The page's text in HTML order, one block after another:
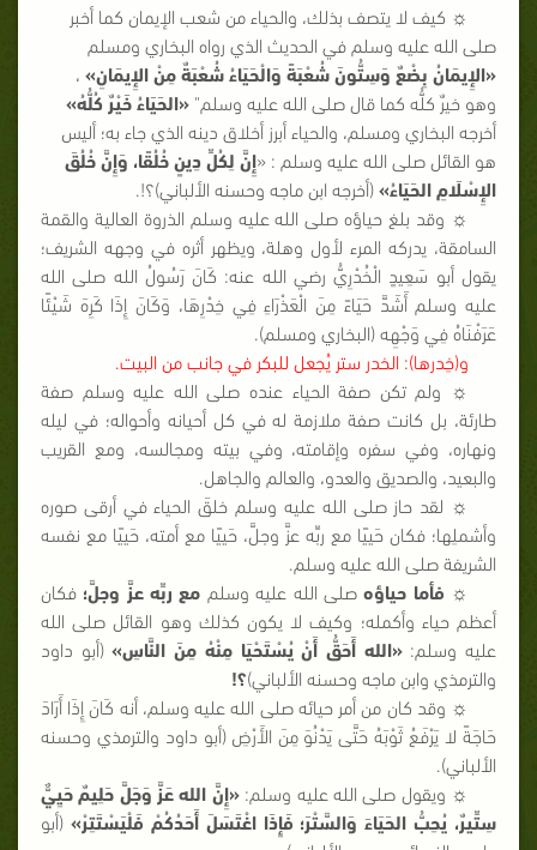
☼ كيف لا يتصف بذلك، والحياء من شعب الإيمان كما أخبر
صلى الله عليه وسلم في الحديث الذي رواه البخاري ومسلم
«الإِيمَانُ بِضْعٌ وَسِتُّونَ شُعْبَةً وَالْحَيَاءُ شُعْبَةٌ مِنْ الإِيمَانِ» ،
وهو خيرٌ كلُّه كما قال صلى الله عليه وسلم" «الحَيَاءُ خَيْرٌ كُلُّهُ»
أخرجه البخاري ومسلم، والحياء أبرز أخلاق دينه الذي جاء به؛ أليس
هو القائل صلى الله عليه وسلم : «إِنَّ لِكُلِّ دِينٍ خُلُقًا، وَإِنَّ خُلُقَ
الإِسْلَامِ الحَيَاءُ»(أخرجه ابن ماجه وحسنه الألباني)؟!.
☼ وقد بلغ حياؤه صلى الله عليه وسلم الذروة العالية والقمة
السامقة، يدركه المرء لأول وهلة، ويظهر أثره في وجهه الشريف؛
يقول أبو سَعِيدٍ الْخُدْرِيُّ رضي الله عنه: كَانَ رَسُولُ الله صلى الله
عليه وسلم أَشَدَّ حَيَاءً مِنَ الْعَذْرَاءِ فِي خِدْرِهَا، وَكَانَ إِذَا كَرِهَ شَيْئًا
عَرَفْنَاهُ فِي وَجْهِه (البخاري ومسلم).
و(خِدرها): الخدر ستر يُجعل للبكر في جانب من البيت.
☼ ولم تكن صفة الحياء عنده صلى الله عليه وسلم صفة
طارئة، بل كانت صفة ملازمة له في كل أحيانه وأحواله؛ في ليله
ونهاره، وفي سفره وإقامته، وفي بيته ومجالسه، ومع القريب
والبعيد، والصديق والعدو، والعالم والجاهل.
☼ لقد حاز صلى الله عليه وسلم خلقَ الحياء في أرقى صوره
وأشملِها؛ فكان حَييًا مع ربِّه عزَّ وجلَّ، حَييًا مع أمته، حَييًا مع نفسه
الشريفة صلى الله عليه وسلم.
☼ فأما حياؤهصلى الله عليه وسلم مع ربِّه عزَّ وجلَّ؛ فكان
أعظم حياء وأكمله؛ وكيف لا يكون كذلك وهو القائل صلى الله
عليه وسلم: «الله أَحَقُّ أَنْ يُسْتَحْيَا مِنْهُ مِنَ النَّاسِ»(أبو داود
والترمذي وابن ماجه وحسنه الألباني)؟!
☼ وقد كان من أمر حيائه صلى الله عليه وسلم، أنه كَانَ إِذَا أَرَادَ
حَاجَةً لا يَرْفَعُ ثَوْبَهُ حَتَّى يَدْنُوَ مِنَ الأَرْضِ (أبو داود والترمذي وحسنه
الألباني).
☼ ويقول صلى الله عليه وسلم:«إِنَّ الله عَزَّ وَجَلَّ حَلِيمٌ حَيِيٌّ
سِتِّيرٌ، يُحِبُّ الحَيَاءَ وَالسَّتْرَ؛ فَإِذَا اغْتَسَلَ أَحَدُكُمْ فَلْيَسْتَتِرْ» (أبو